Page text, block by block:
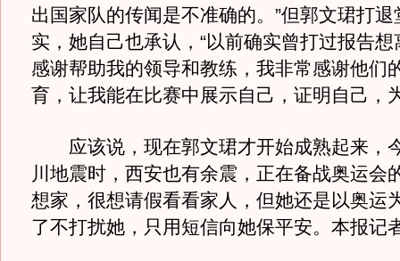
出国家队的传闻是不准确的。”但郭文珺打
实，她自己也承认，“以前确实曾打过报告
感谢帮助我的领导和教练，我非常感谢他们
育，让我能在比赛中展示自己，证明自己，
应该说，现在郭文珺才开始成熟起来，
川地震时，西安也有余震，正在备战奥运会
想家，很想请假看看家人，但她还是以奥运
了不打扰她，只用短信向她保平安。本报